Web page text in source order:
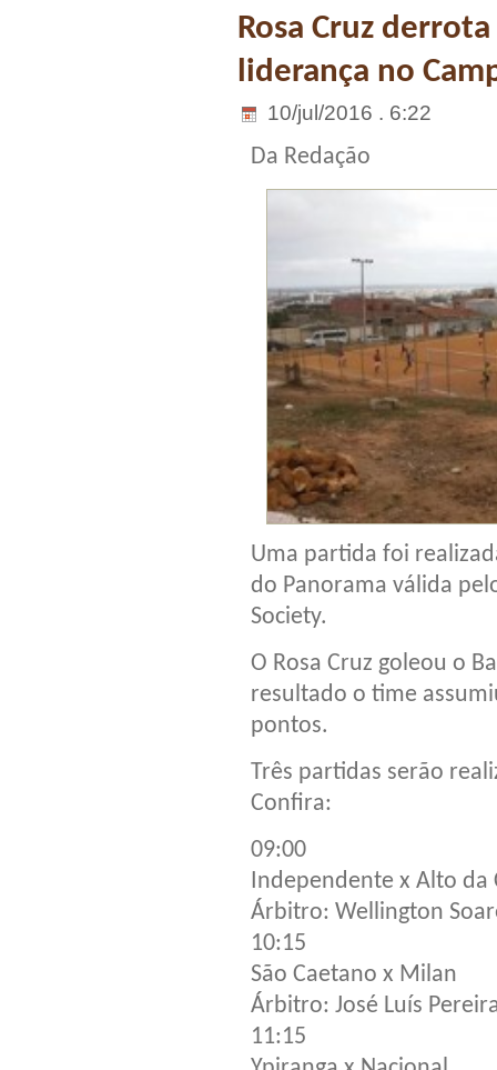
Rosa Cruz
liderança no
10/jul/2016 . 6:22
Da Redação
Uma partida foi
do Panorama válida
Society.
O Rosa Cruz goleou o
resultado o time
pontos.
Três partidas serão
Confira:
09:00
Independente x Alto da
Árbitro: Wellington
10:15
São Caetano x Milan
Árbitro: José Luís
11:15